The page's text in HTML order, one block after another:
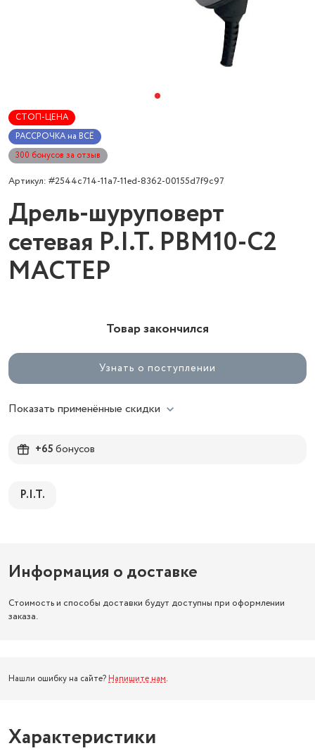
СТОП-ЦЕНА
РАССРОЧКА на ВСЁ
300 бонусов за отзыв
Артикул: #2544c714-11a7-11ed-8362-00155d7f9c97
Дрель-шуруповерт
сетевая P.I.T. PBM10-C2
МАСТЕР
Товар закончился
Узнать о поступлении
Показать применённые скидки
+65бонусов
P.I.T.
Информация о доставке
Стоимость и способы доставки будут доступны при оформлении
заказа.
Нашли ошибку на сайте? Напишите нам.
Характеристики